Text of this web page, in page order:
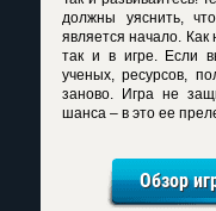
должны уяснить,
является начало. Как
так и в игре. Если
ученых, ресурсов,
заново. Игра не
шанса – в это ее
Обзор